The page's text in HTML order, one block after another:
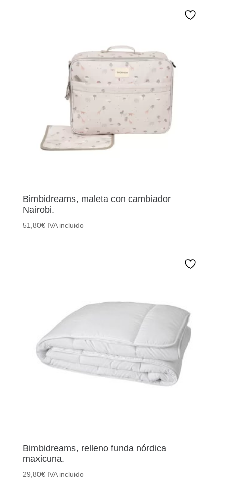
Bimbidreams, maleta con cambiador
Nairobi.
51,80€ IVA incluido
Bimbidreams, relleno funda nórdica
maxicuna.
29,80€ IVA incluido